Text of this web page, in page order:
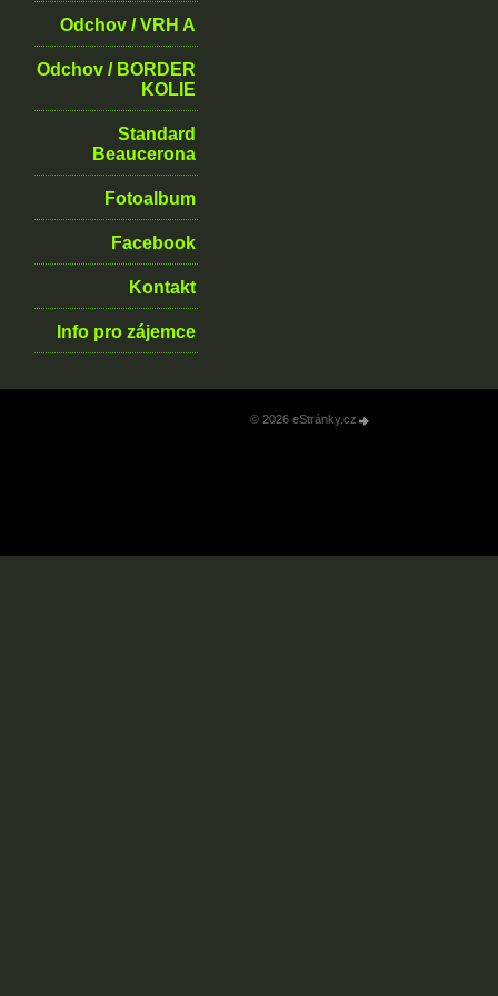
Odchov / VRH A
Odchov / BORDER
KOLIE
Standard
Beaucerona
Fotoalbum
Facebook
Kontakt
Info pro zájemce
© 2026 eStránky.cz